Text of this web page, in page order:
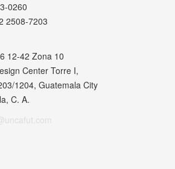
0260
2508-7203
12-42 Zona 10
Center Torre I,
1204, Guatemala City
C. A.